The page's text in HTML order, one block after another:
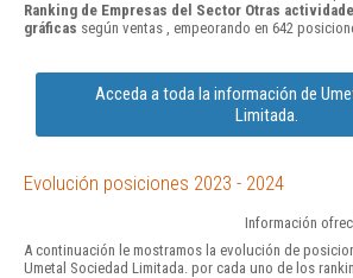
Ranking de Empresas del Sector Otras
gráficas según ventas , empeorando en 642
Acceda a toda la información de
Limitada.
Evolución posiciones 2023 - 2024
Información
A continuación le mostramos la evolución de
Umetal Sociedad Limitada. por cada uno de los